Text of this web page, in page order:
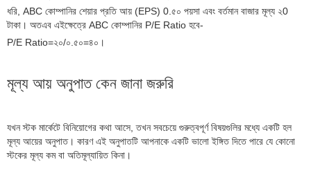
ধরি, ABC কোম্পানির শেয়ার প্রতি আয় (EPS) 0.৫০ পয়সা এবং বর্তমান বাজার মূল্য ২0
টাকা। অতএব এইক্ষেত্রে ABC কোম্পানির P/E Ratio হবে-
P/E Ratio=২০/০.৫০=৪০।
মূল্য আয় অনুপাত কেন জানা জরুরি
যখন স্টক মার্কেটে বিনিয়োগের কথা আসে, তখন সবচেয়ে গুরুত্বপূর্ণ বিষয়গুলির মধ্যে একটি হল
মূল্য আয়ের অনুপাত। কারণ এই অনুপাতটি আপনাকে একটি ভালো ইঙ্গিত দিতে পারে যে কোনো
স্টকের মূল্য কম বা অতিমূল্যায়িত কিনা।